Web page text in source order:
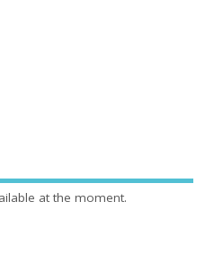
at the moment.